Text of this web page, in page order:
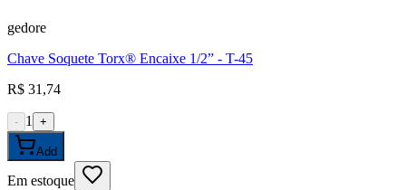
gedore
Chave Soquete Torx® Encaixe 1/2” - T-45
R$ 31,74
- 1 +
Add
Em estoque